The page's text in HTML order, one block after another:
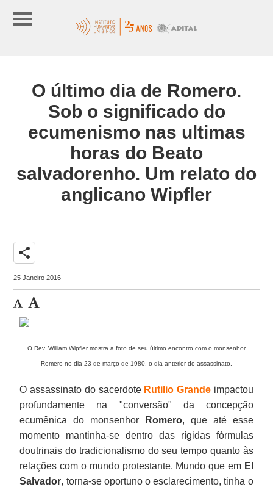
O último dia de Romero.
Sob o significado do
ecumenismo nas ultimas
horas do Beato
salvadorenho. Um relato do
anglicano Wipfler
share
25 Janeiro 2016
O Rev. William Wipfler mostra a foto de seu último encontro com o monsenhor
Romero no dia 23 de março de 1980, o dia anterior do assassinato.
O assassinato do sacerdote Rutilio Grandeimpactou
profundamente na "conversão" da concepção
ecumênica do monsenhor
Romero, que até esse
momento mantinha-se dentro das rígidas fórmulas
doutrinais do tradicionalismo do seu tempo quanto às
relações com o mundo protestante. Mundo que em El
Salvador, torna-se oportuno o esclarecimento, tinha o